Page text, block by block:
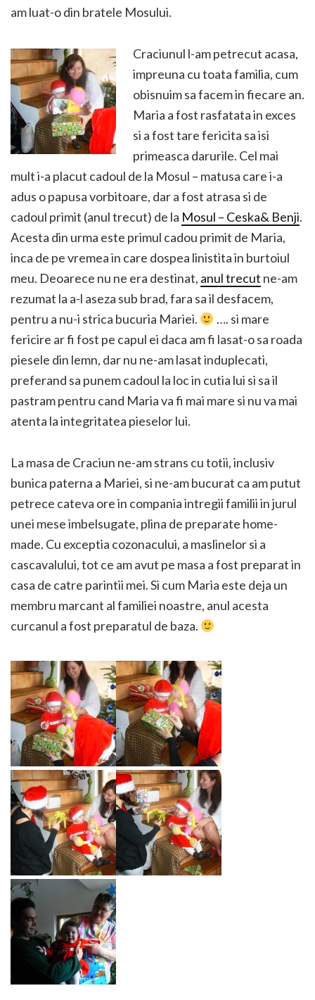
am luat-o din bratele Mosului.
Craciunul l-am petrecut acasa,
impreuna cu toata familia, cum
obisnuim sa facem in fiecare an.
Maria a fost rasfatata in exces
si a fost tare fericita sa isi
primeasca darurile. Cel mai
mult i-a placut cadoul de la Mosul – matusa care i-a
adus o papusa vorbitoare, dar a fost atrasa si de
cadoul primit (anul trecut) de la Mosul – Ceska& Benji.
Acesta din urma este primul cadou primit de Maria,
inca de pe vremea in care dospea linistita in burtoiul
meu. Deoarece nu ne era destinat, anul trecut ne-am
rezumat la a-l aseza sub brad, fara sa il desfacem,
pentru a nu-i strica bucuria Mariei.
…. si mare
fericire ar fi fost pe capul ei daca am fi lasat-o sa roada
piesele din lemn, dar nu ne-am lasat induplecati,
preferand sa punem cadoul la loc in cutia lui si sa il
pastram pentru cand Maria va fi mai mare si nu va mai
atenta la integritatea pieselor lui.
La masa de Craciun ne-am strans cu totii, inclusiv
bunica paterna a Mariei, si ne-am bucurat ca am putut
petrece cateva ore in compania intregii familii in jurul
unei mese imbelsugate, plina de preparate home-
made. Cu exceptia cozonacului, a maslinelor si a
cascavalului, tot ce am avut pe masa a fost preparat in
casa de catre parintii mei. Si cum Maria este deja un
membru marcant al familiei noastre, anul acesta
curcanul a fost preparatul de baza.